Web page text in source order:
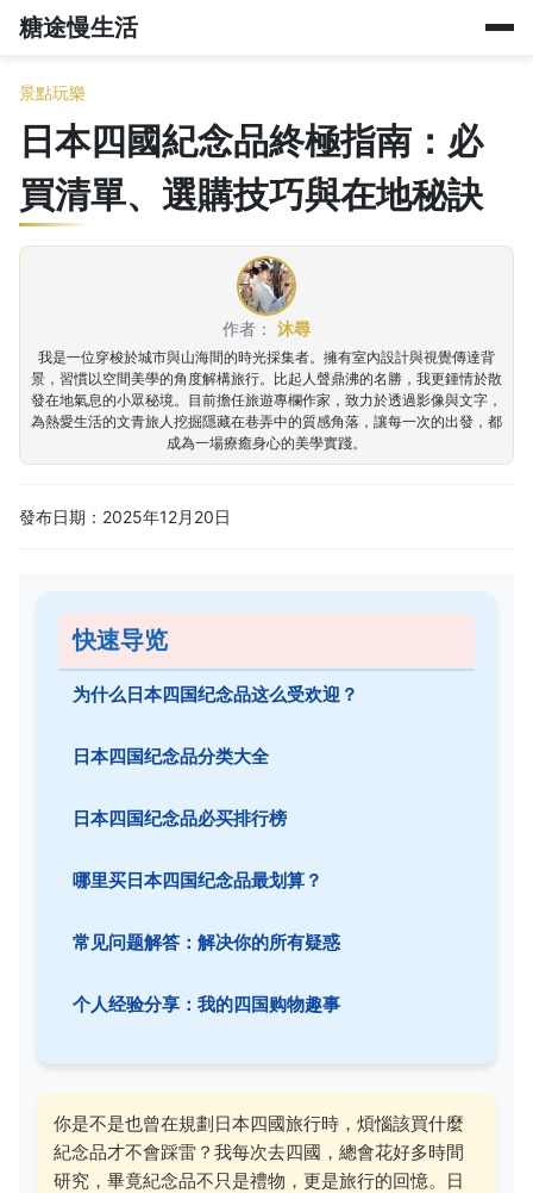
糖途慢生活
景點玩樂
日本四國紀念品終極指南：必
買清單、選購技巧與在地秘訣
作者： 沐尋
我是一位穿梭於城市與山海間的時光採集者。擁有室內設計與視覺傳達背
景，習慣以空間美學的角度解構旅行。比起人聲鼎沸的名勝，我更鍾情於散
發在地氣息的小眾秘境。目前擔任旅遊專欄作家，致力於透過影像與文字，
為熱愛生活的文青旅人挖掘隱藏在巷弄中的質感角落，讓每一次的出發，都
成為一場療癒身心的美學實踐。
發布日期：2025年12月20日
快速导览
为什么日本四国纪念品这么受欢迎？
日本四国纪念品分类大全
日本四国纪念品必买排行榜
哪里买日本四国纪念品最划算？
常见问题解答：解决你的所有疑惑
个人经验分享：我的四国购物趣事
你是不是也曾在規劃日本四國旅行時，煩惱該買什麼
紀念品才不會踩雷？我每次去四國，總會花好多時間
研究，畢竟紀念品不只是禮物，更是旅行的回憶。日